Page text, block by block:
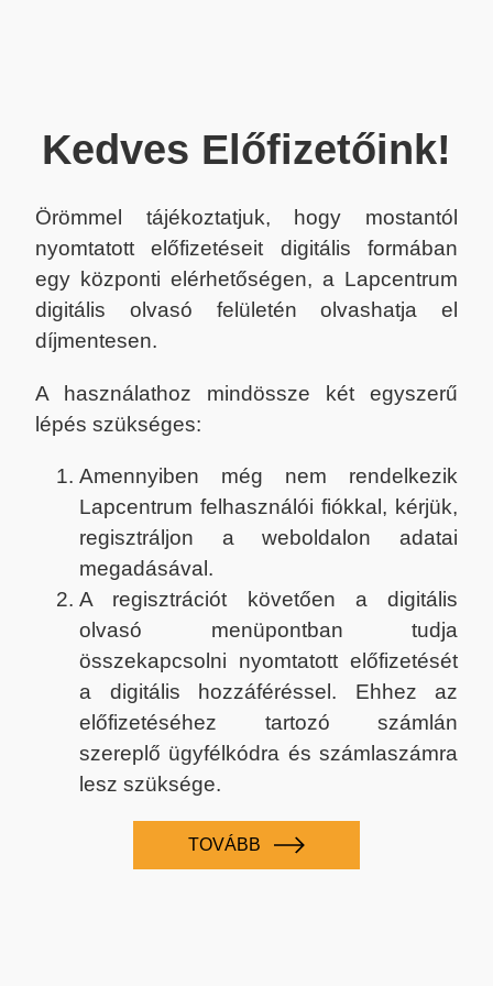
Kedves Előfizetőink!
Örömmel tájékoztatjuk, hogy mostantól
nyomtatott előfizetéseit digitális formában
egy központi elérhetőségen, a Lapcentrum
digitális olvasó felületén olvashatja el
díjmentesen.
A használathoz mindössze két egyszerű
lépés szükséges:
Amennyiben még nem rendelkezik
Lapcentrum felhasználói fiókkal, kérjük,
regisztráljon a weboldalon adatai
megadásával.
A regisztrációt követően a digitális
olvasó menüpontban tudja
összekapcsolni nyomtatott előfizetését
a digitális hozzáféréssel. Ehhez az
előfizetéséhez tartozó számlán
szereplő ügyfélkódra és számlaszámra
lesz szüksége.
TOVÁBB